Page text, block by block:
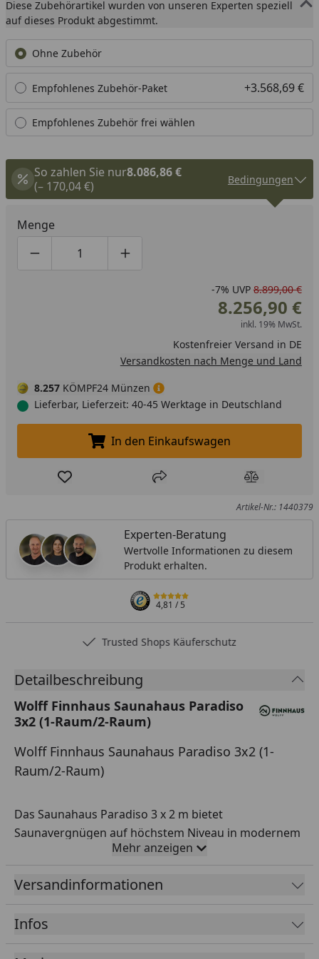
Diese Zubehörartikel wurden von unseren Experten speziell
auf dieses Produkt abgestimmt.
Ohne Zubehör
Empfohlenes Zubehör-Paket +3.568,69 €
Empfohlenes Zubehör frei wählen
So zahlen Sie nur8.086,86 €
(– 170,04 €)
Bedingungen
Menge
Produktmenge um eins verringern
Produktmenge manuell eingeben
Produktmenge um eins erhöhen
-7% UVP 8.899,00 €
8.256,90 €
inkl. 19% MwSt.
Kostenfreier Versand in DE
Versandkosten nach Menge und Land
8.257 KÖMPF24 Münzen
Lieferbar, Lieferzeit: 40-45 Werktage in Deutschland
In den Einkaufswagen legen
In den Einkaufswagen
Produkt zur Wunschliste hinzufügen
Teilen Produkt
Artikel-Nr.: 1440379
Experten-Beratung
Wertvolle Informationen zu diesem
Produkt erhalten.
4,81/ 5
Detailbeschreibung
Wolff Finnhaus Saunahaus Paradiso
3x2 (1-Raum/2-Raum)
Wolff Finnhaus Saunahaus Paradiso 3x2 (1-
Raum/2-Raum)
Das Saunahaus Paradiso 3 x 2 m bietet
Saunavergnügen auf höchstem Niveau in modernem
Design. Die Besonderheit der Modelle aus dieser
Serie ist die Austauschbarkeit von Wand- oder
Glaselementen, um damit eine ganz auf Ihre
Wünsche abgestimmte Optik zu erhalten.
Gute Qualität wird bei der Konstruktion groß
Mehr anzeigen
Versandinformationen
Infos